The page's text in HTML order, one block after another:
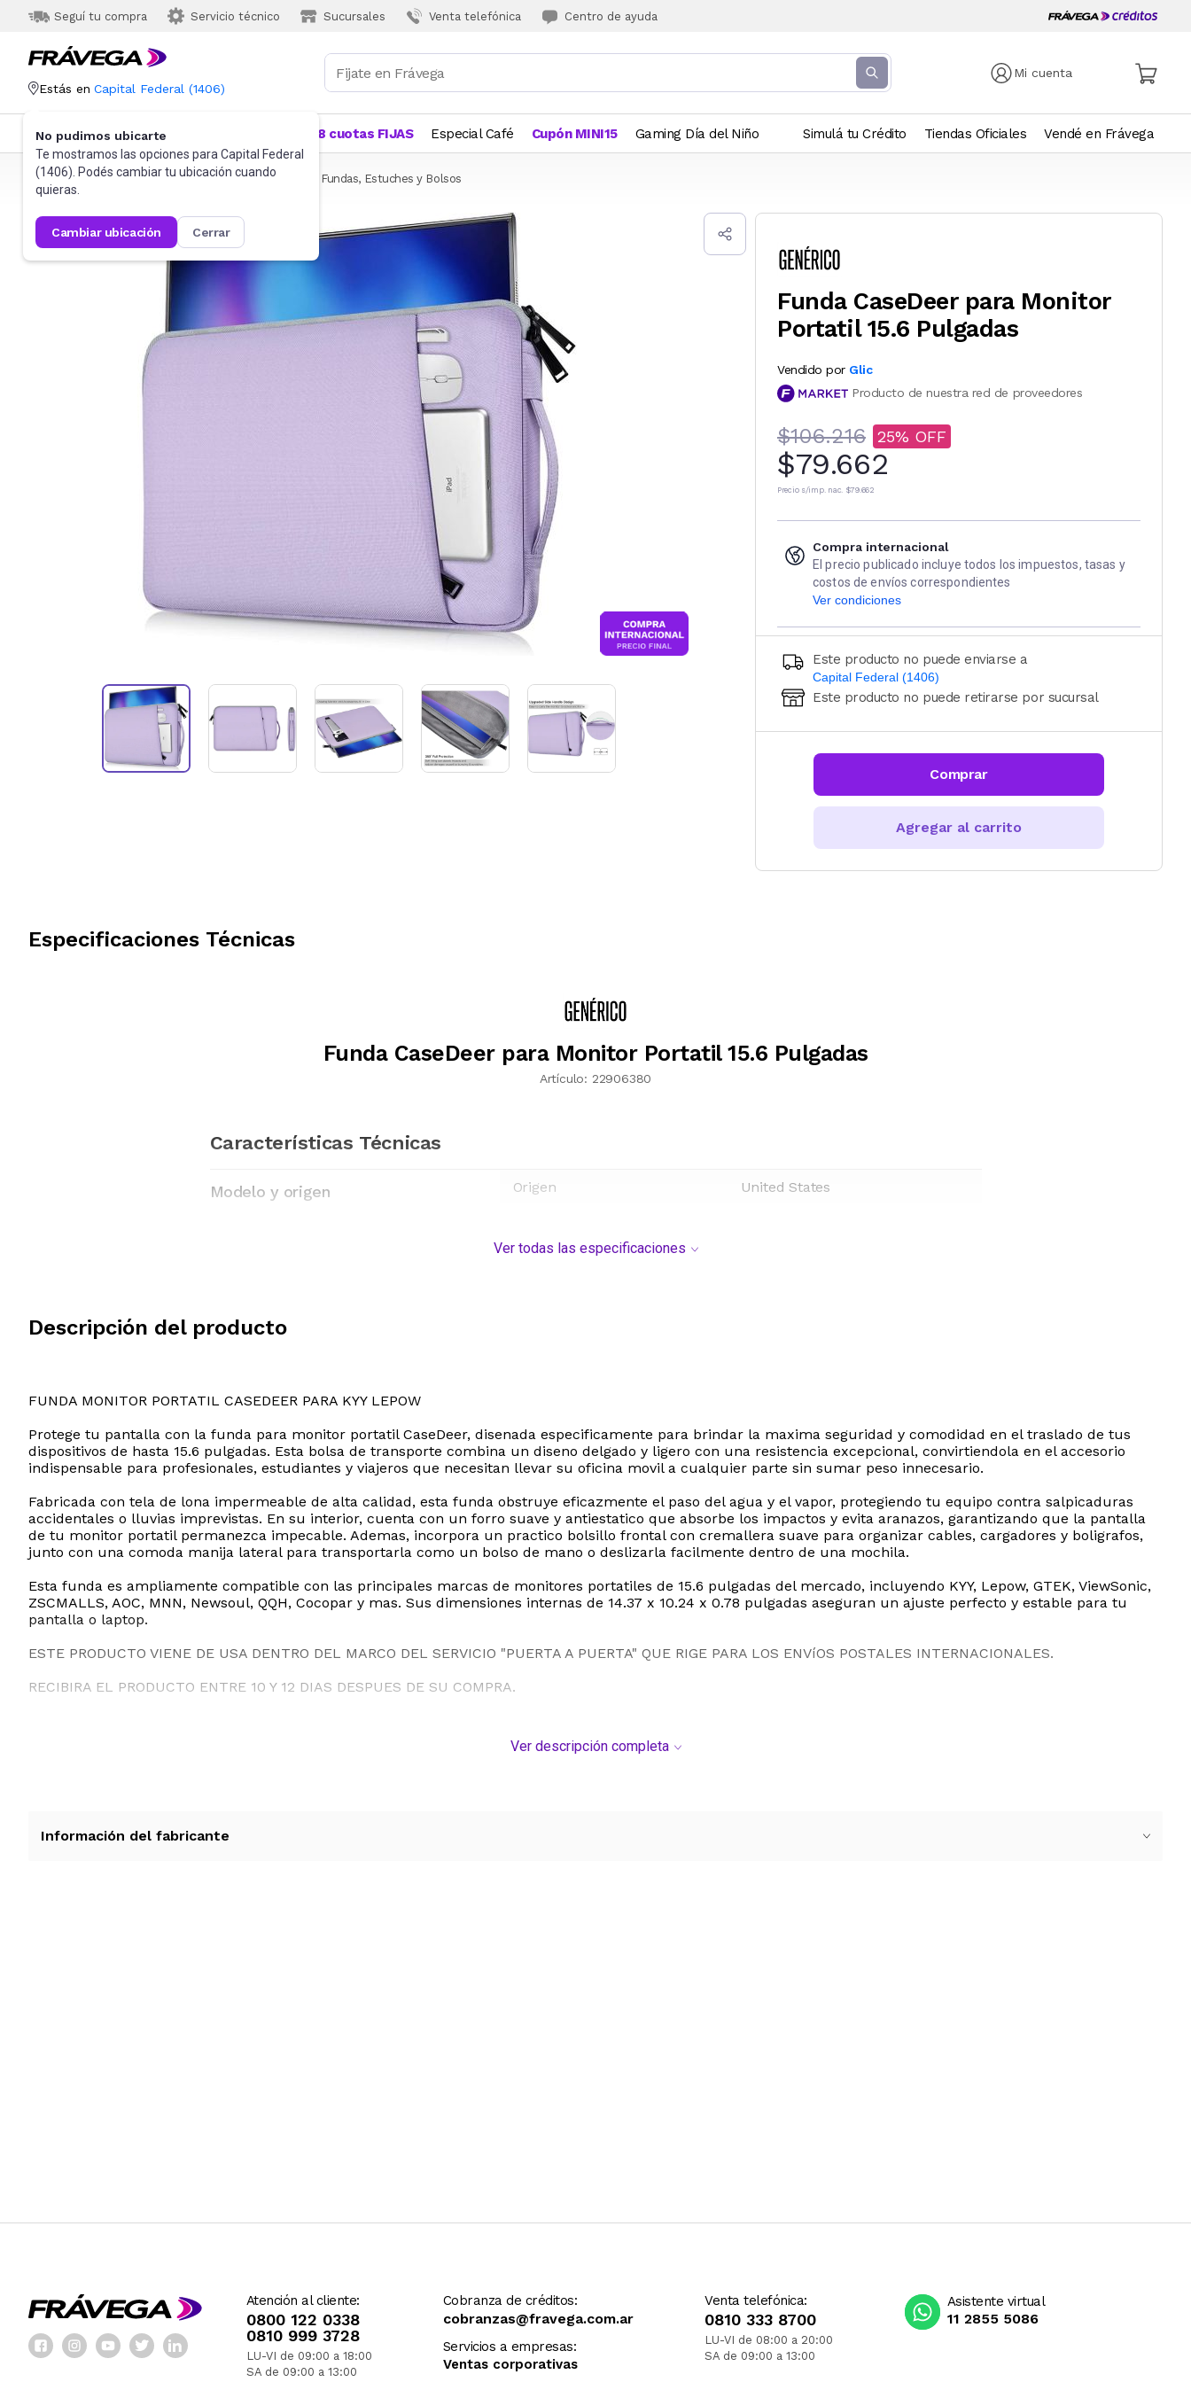
Seguí tu compra Servicio técnico Sucursales Venta telefónica Centro de ayuda
Mi cuenta
Estás en Capital Federal (1406)
No pudimos ubicarte
Te mostramos las opciones para Capital Federal
(1406). Podés cambiar tu ubicación cuando
quieras.
cambiar ubicación cerrar
Categorías Más Vendidos 18 cuotas FIJAS Especial Café Cupón MINI15 Gaming Día del Niño Simulá tu Crédito Tiendas Oficiales Vendé en Frávega
Frávega Informática Accesorios de Informática Fundas, Estuches y Bolsos
Funda CaseDeer para Monitor
Portatil 15.6 Pulgadas
Vendido por Glic
Producto de nuestra red de proveedores
$106.216 25
$79.662
Precio s/imp. nac. $79.662
Compra internacional
El precio publicado incluye todos los impuestos, tasas y
costos de envíos correspondientes
Ver condiciones
Este producto no puede enviarse a
Capital Federal (1406)
Ingresá código postal (sólo números)
CALCULAR
Este producto no puede retirarse por sucursal
Comprar
Agregar al carrito
Especificaciones Técnicas
Funda CaseDeer para Monitor Portatil 15.6 Pulgadas
Artículo: 22906380
Características Técnicas
Modelo y origen Origen United States
Ver todas las especificaciones
Descripción del producto
FUNDA MONITOR PORTATIL CASEDEER PARA KYY LEPOW
Protege tu pantalla con la funda para monitor portatil CaseDeer, disenada especificamente para brindar la maxima seguridad y comodidad en el traslado de tus
dispositivos de hasta 15.6 pulgadas. Esta bolsa de transporte combina un diseno delgado y ligero con una resistencia excepcional, convirtiendola en el accesorio
indispensable para profesionales, estudiantes y viajeros que necesitan llevar su oficina movil a cualquier parte sin sumar peso innecesario.
Fabricada con tela de lona impermeable de alta calidad, esta funda obstruye eficazmente el paso del agua y el vapor, protegiendo tu equipo contra salpicaduras
accidentales o lluvias imprevistas. En su interior, cuenta con un forro suave y antiestatico que absorbe los impactos y evita aranazos, garantizando que la pantalla
de tu monitor portatil permanezca impecable. Ademas, incorpora un practico bolsillo frontal con cremallera suave para organizar cables, cargadores y boligrafos,
junto con una comoda manija lateral para transportarla como un bolso de mano o deslizarla facilmente dentro de una mochila.
Esta funda es ampliamente compatible con las principales marcas de monitores portatiles de 15.6 pulgadas del mercado, incluyendo KYY, Lepow, GTEK, ViewSonic,
ZSCMALLS, AOC, MNN, Newsoul, QQH, Cocopar y mas. Sus dimensiones internas de 14.37 x 10.24 x 0.78 pulgadas aseguran un ajuste perfecto y estable para tu
pantalla o laptop.
ESTE PRODUCTO VIENE DE USA DENTRO DEL MARCO DEL SERVICIO "PUERTA A PUERTA" QUE RIGE PARA LOS ENVíOS POSTALES INTERNACIONALES.
RECIBIRA EL PRODUCTO ENTRE 10 Y 12 DIAS DESPUES DE SU COMPRA.
Ver descripción completa
Información del fabricante
Atención al cliente:
0800 122 0338
0810 999 3728
LU-VI de 09:00 a 18:00
SA de 09:00 a 13:00
Cobranza de créditos:
cobranzas@fravega.com.ar
Servicios a empresas:
Ventas corporativas
Venta telefónica:
0810 333 8700
LU-VI de 08:00 a 20:00
SA de 09:00 a 13:00
Asistente virtual
11 2855 5086